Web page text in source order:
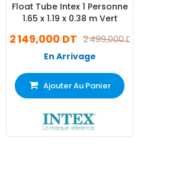
Float Tube Intex 1 Personne
1.65 x 1.19 x 0.38 m Vert
2 499,000 DT
2 149,000 DT
En Arrivage
Ajouter Au Panier